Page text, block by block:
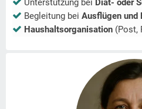
Unterstützung bei Diät- oder
Begleitung bei Ausflügen und
Haushaltsorganisation (Post,